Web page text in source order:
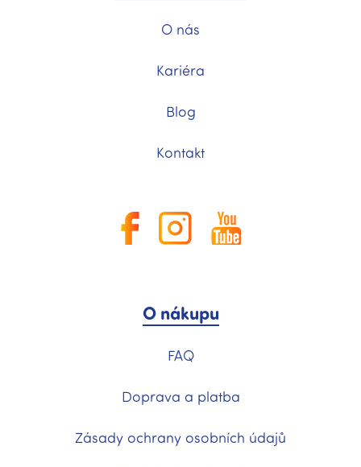
O nás
Kariéra
Blog
Kontakt
O nákupu
FAQ
Doprava a platba
Zásady ochrany osobních údajů